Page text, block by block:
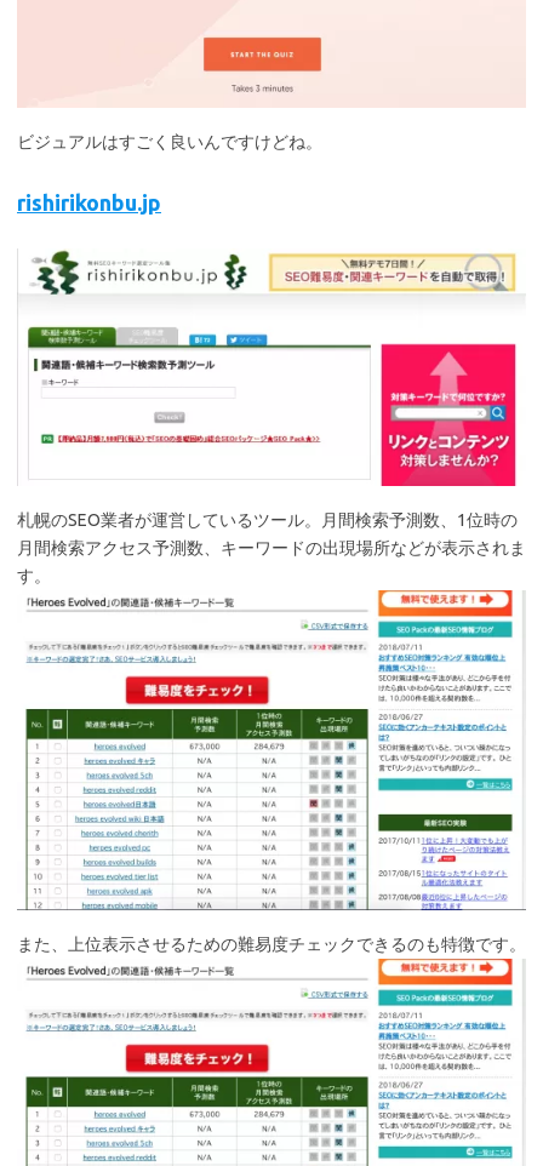
ビジュアルはすごく良いんですけどね。
rishirikonbu.jp
札幌のSEO業者が運営しているツール。月間検索予測数、1位時の
月間検索アクセス予測数、キーワードの出現場所などが表示されま
す。
また、上位表示させるための難易度チェックできるのも特徴です。